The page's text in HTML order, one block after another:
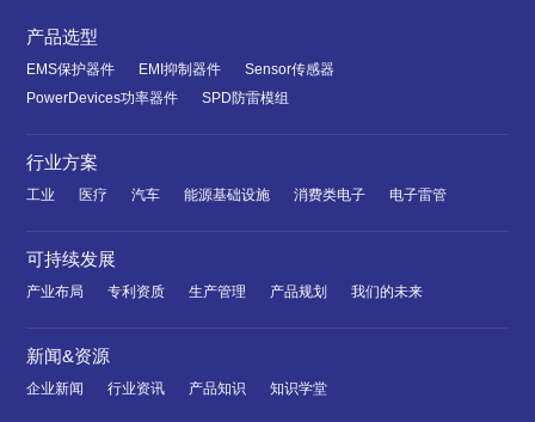
产品选型
EMS保护器件 EMI抑制器件
Sensor传感器
PowerDevices功率器件
SPD防雷模组
行业方案
工业 医疗 汽车 能源基础设施 消费类电子 电子雷管
可持续发展
产业布局 专利资质 生产管理 产品规划 我们的未来
新闻&资源
企业新闻 行业资讯 产品知识 知识学堂